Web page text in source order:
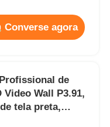
Converse agora
de
Video Wall P3.91,
tela preta,
ao ar livre